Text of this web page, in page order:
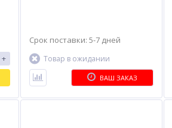
+
Срок поставки: 5-7 дней
Товар в ожидании
ВАШ ЗАКАЗ